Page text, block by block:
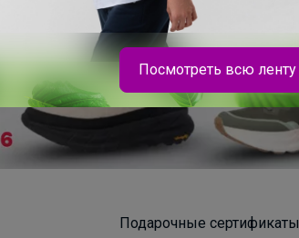
Подарочные сертификаты
Посмотреть всю ленту